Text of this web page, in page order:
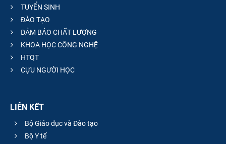
TUYỂN SINH
ĐÀO TẠO
ĐẢM BẢO CHẤT LƯỢNG
KHOA HỌC CÔNG NGHỆ
HTQT
CỰU NGƯỜI HỌC
LIÊN KẾT
Bộ Giáo dục và Đào tạo
Bộ Y tế